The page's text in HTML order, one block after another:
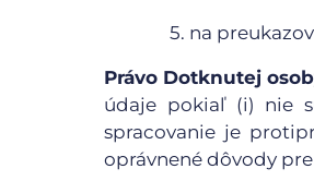
5. na
Právo Dotknutej
údaje pokiaľ (i) nie
spracovanie je
oprávnené dôvody